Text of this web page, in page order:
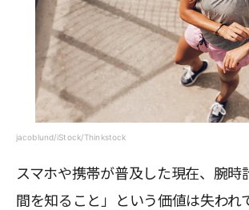
jacoblund/iStock/Thinkstock
スマホや携帯が普及した現在、腕時
間を知ること」という価値は失われ